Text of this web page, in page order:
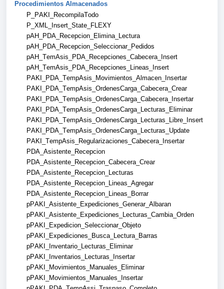
Procedimientos Almacenados
P_PAKI_RecompilaTodo
P_XML_Insert_State_FLEXY
pAH_PDA_Recepcion_Elimina_Lectura
pAH_PDA_Recepcion_Seleccionar_Pedidos
pAH_TemAsis_PDA_Recepciones_Cabecera_Insert
pAH_TemAsis_PDA_Recepciones_Lineas_Insert
PAKI_PDA_TempAsis_Movimientos_Almacen_Insertar
PAKI_PDA_TempAsis_OrdenesCarga_Cabecera_Crear
PAKI_PDA_TempAsis_OrdenesCarga_Cabecera_Insertar
PAKI_PDA_TempAsis_OrdenesCarga_Lecturas_Eliminar
PAKI_PDA_TempAsis_OrdenesCarga_Lecturas_Libre_Insert
PAKI_PDA_TempAsis_OrdenesCarga_Lecturas_Update
PAKI_TempAsis_Regularizaciones_Cabecera_Insertar
PDA_Asistente_Recepcion
PDA_Asistente_Recepcion_Cabecera_Crear
PDA_Asistente_Recepcion_Lecturas
PDA_Asistente_Recepcion_Lineas_Agregar
PDA_Asistente_Recepcion_Lineas_Borrar
pPAKI_Asistente_Expediciones_Generar_Albaran
pPAKI_Asistente_Expediciones_Lecturas_Cambia_Orden
pPAKI_Expedicion_Seleccionar_Objeto
pPAKI_Expediciones_Busca_Lectura_Barras
pPAKI_Inventario_Lecturas_Eliminar
pPAKI_Inventarios_Lecturas_Insertar
pPAKI_Movimientos_Manuales_Eliminar
pPAKI_Movimientos_Manuales_Insertar